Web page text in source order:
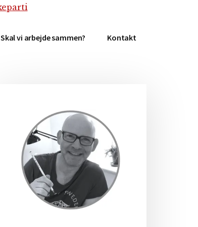
Skal vi arbejde sammen? Kontakt
Primær
Sidebar